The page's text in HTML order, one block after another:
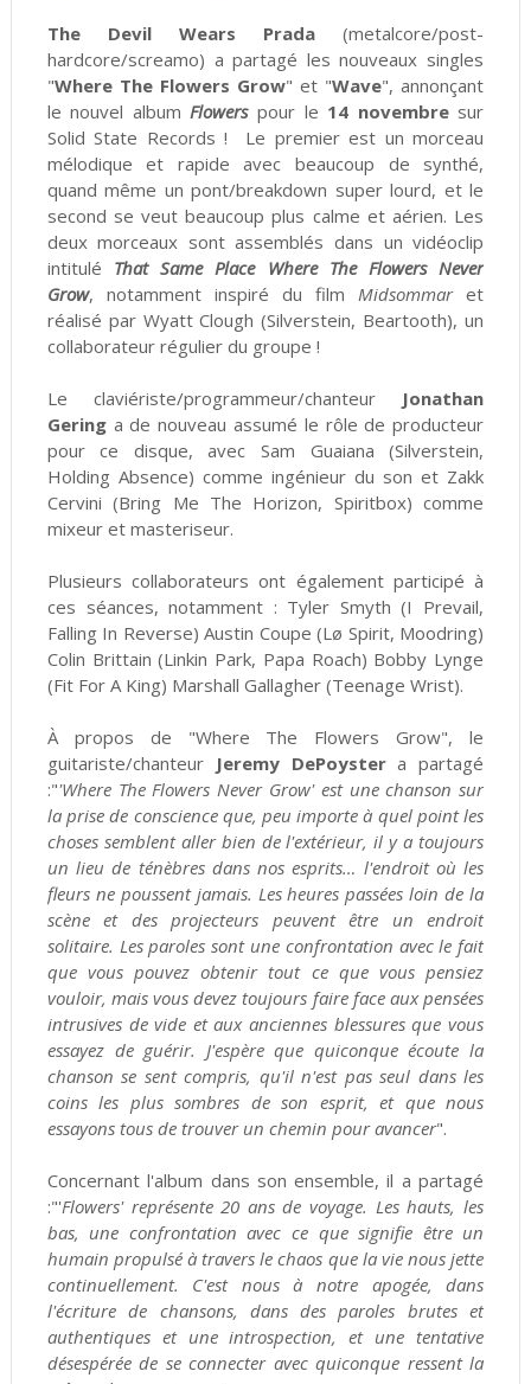
The Devil Wears Prada (metalcore/post-
hardcore/screamo) a partagé les nouveaux singles
"Where The Flowers Grow" et "Wave", annonçant
le nouvel albumFlowerspour le 14 novembresur
Solid State Records ! Le premier est un morceau
mélodique et rapide avec beaucoup de synthé,
quand même un pont/breakdown super lourd, et le
second se veut beaucoup plus calme et aérien. Les
deux morceaux sont assemblés dans un vidéoclip
intitulé That Same Place Where The Flowers Never
Grow, notamment inspiré du filmMidsommaret
réalisé par Wyatt Clough (Silverstein, Beartooth), un
collaborateur régulier du groupe !
Le claviériste/programmeur/chanteur Jonathan
Geringa de nouveau assumé le rôle de producteur
pour ce disque, avec Sam Guaiana (Silverstein,
Holding Absence) comme ingénieur du son et Zakk
Cervini (Bring Me The Horizon, Spiritbox) comme
mixeur et masteriseur.
Plusieurs collaborateurs ont également participé à
ces séances, notamment : Tyler Smyth (I Prevail,
Falling In Reverse) Austin Coupe (Lø Spirit, Moodring)
Colin Brittain (Linkin Park, Papa Roach) Bobby Lynge
(Fit For A King) Marshall Gallagher (Teenage Wrist).
À propos de "Where The Flowers Grow", le
guitariste/chanteur Jeremy DePoystera partagé
:"'Where The Flowers Never Grow' est une chanson sur
la prise de conscience que, peu importe à quel point les
choses semblent aller bien de l'extérieur, il y a toujours
un lieu de ténèbres dans nos esprits… l'endroit où les
fleurs ne poussent jamais. Les heures passées loin de la
scène et des projecteurs peuvent être un endroit
solitaire. Les paroles sont une confrontation avec le fait
que vous pouvez obtenir tout ce que vous pensiez
vouloir, mais vous devez toujours faire face aux pensées
intrusives de vide et aux anciennes blessures que vous
essayez de guérir. J'espère que quiconque écoute la
chanson se sent compris, qu'il n'est pas seul dans les
coins les plus sombres de son esprit, et que nous
essayons tous de trouver un chemin pour avancer".
Concernant l'album dans son ensemble, il a partagé
:"'Flowers' représente 20 ans de voyage. Les hauts, les
bas, une confrontation avec ce que signifie être un
humain propulsé à travers le chaos que la vie nous jette
continuellement. C'est nous à notre apogée, dans
l'écriture de chansons, dans des paroles brutes et
authentiques et une introspection, et une tentative
désespérée de se connecter avec quiconque ressent la